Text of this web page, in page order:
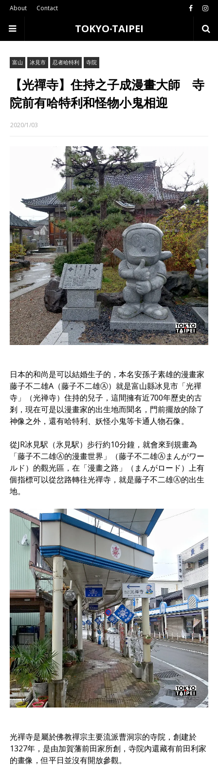
About Contact
TOKYO‧TAIPEI
富山 冰見市 忍者哈特利 寺院
【光禪寺】住持之子成漫畫大師 寺
院前有哈特利和怪物小鬼相迎
2020/1/03
日本的和尚是可以結婚生子的，本名安孫子素雄的漫畫家
藤子不二雄A（藤子不二雄Ⓐ）就是富山縣冰見市「光禪
寺」（光禅寺）住持的兒子，這間擁有近700年歷史的古
剎，現在可是以漫畫家的出生地而聞名，門前擺放的除了
神像之外，還有哈特利、妖怪小鬼等卡通人物石像。
從JR冰見駅（氷見駅）步行約10分鐘，就會來到規畫為
「藤子不二雄Ⓐ的漫畫世界」（藤子不二雄Ⓐまんがワー
ルド）的觀光區，在「漫畫之路」（まんがロード）上有
個指標可以從岔路轉往光禪寺，就是藤子不二雄Ⓐ的出生
地。
光禪寺是屬於佛教禪宗主要流派曹洞宗的寺院，創建於
1327年，是由加賀藩前田家所創，寺院內還藏有前田利家
的畫像，但平日並沒有開放參觀。